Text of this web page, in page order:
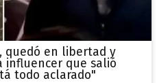
quedó en libertad y
influencer que salió
todo aclarado"